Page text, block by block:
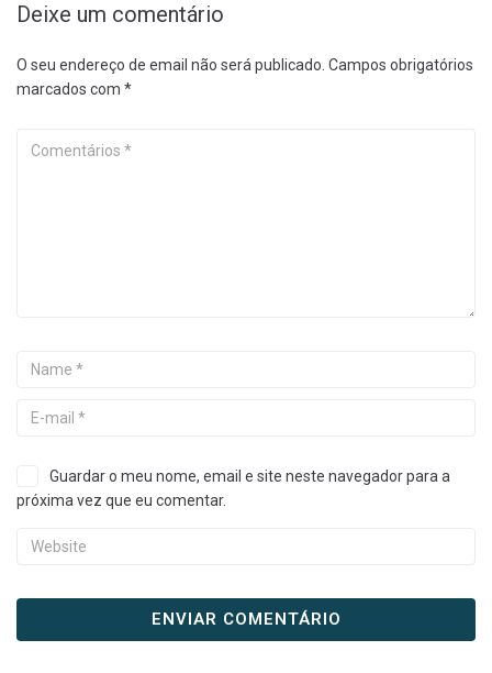
Deixe um comentário
O seu endereço de email não será publicado. Campos obrigatórios
marcados com *
Guardar o meu nome, email e site neste navegador para a
próxima vez que eu comentar.